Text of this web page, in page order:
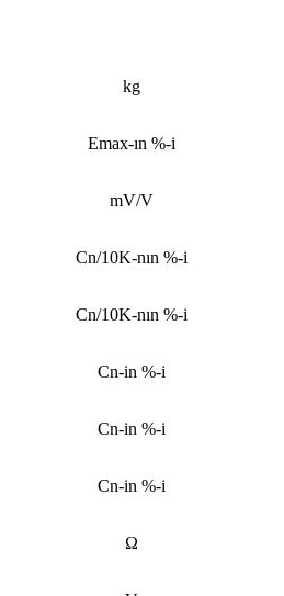
kg
Emax-ın %-i
mV/V
Cn/10K-nın %-i
Cn/10K-nın %-i
Cn-in %-i
Cn-in %-i
Cn-in %-i
Ω